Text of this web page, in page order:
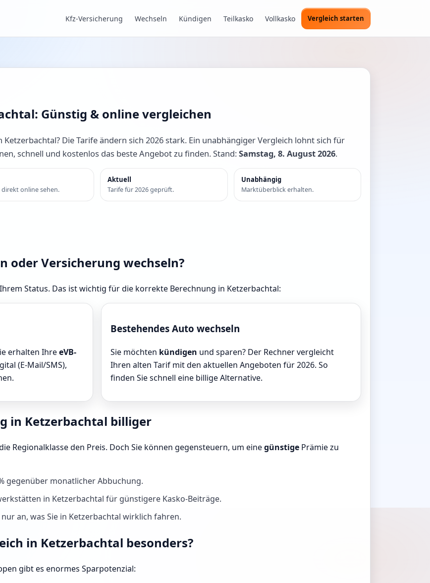
Kfz-Versicherung Wechseln Kündigen Teilkasko Vollkasko Vergleich starten
Günstig & online vergleichen
Die Tarife ändern sich 2026 stark. Ein unabhängiger Vergleich lohnt sich für
schnell und kostenlos das beste Angebot zu finden. Stand:Samstag, 8. August 2026.
direkt online sehen.
Aktuell
Tarife für 2026 geprüft.
Unabhängig
Marktüberblick erhalten.
oder Versicherung wechseln?
Status. Das ist wichtig für die korrekte Berechnung in Ketzerbachtal:
erhalten IhreeVB-
(E-Mail/SMS),
Bestehendes Auto wechseln
Sie möchten kündigen und sparen? Der Rechner vergleicht
Ihren alten Tarif mit den aktuellen Angeboten für 2026. So
finden Sie schnell eine billige Alternative.
in Ketzerbachtal billiger
Regionalklasse den Preis. Doch Sie können gegensteuern, um einegünstige Prämie zu
gegenüber monatlicher Abbuchung.
in Ketzerbachtal für günstigere Kasko-Beiträge.
nur an, was Sie in Ketzerbachtal wirklich fahren.
in Ketzerbachtal besonders?
gibt es enormes Sparpotenzial: